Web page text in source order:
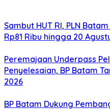
Sambut HUT RI, PLN
Rp81 Ribu hingga 20
Peremajaan Underpass
Penyelesaian, BP Batam
2026
BP Batam Dukung